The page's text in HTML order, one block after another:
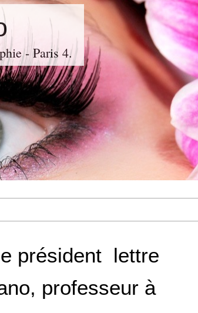
- Paris 4.
président  lettre
professeur à